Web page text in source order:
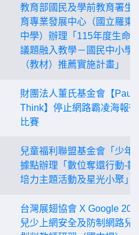
教育部國民及學前教育署生
育專業發展中心（國立羅東
中學）辦理「115年度生命
議題融入教學－國民中小學
（教材）推薦實施計畫」
財團法人董氏基金會【
Think】停止網路霸凌海報
比賽
兒童福利聯盟基金會「少年
據點辦理「數位奪還行動-數
培力主題活動及星光小聚」
台灣展翅協會 X Google
兒少上網安全及防制網路兒